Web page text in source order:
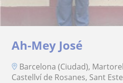
Ah-Mey José
Barcelona (Ciudad),
Castellví de Rosanes, Sant